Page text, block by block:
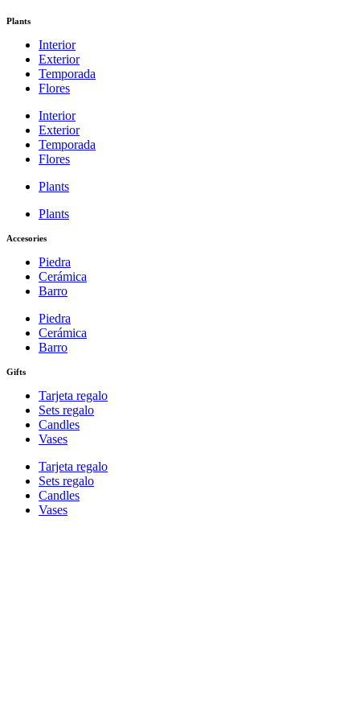
Plants
Interior
Exterior
Temporada
Flores
Interior
Exterior
Temporada
Flores
Plants
Plants
Accesories
Piedra
Cerámica
Barro
Piedra
Cerámica
Barro
Gifts
Tarjeta regalo
Sets regalo
Candles
Vases
Tarjeta regalo
Sets regalo
Candles
Vases